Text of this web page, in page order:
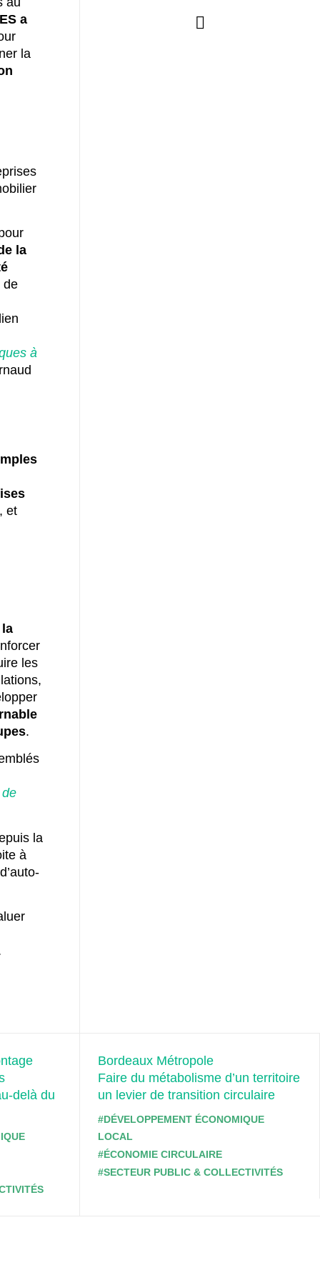
a
la
la
de
à
et
les
.
la
à
delà du
Bordeaux Métropole
Faire du métabolisme d’un territoire
un levier de transition circulaire
#DÉVELOPPEMENT ÉCONOMIQUE
LOCAL
#ÉCONOMIE CIRCULAIRE
#SECTEUR PUBLIC & COLLECTIVITÉS